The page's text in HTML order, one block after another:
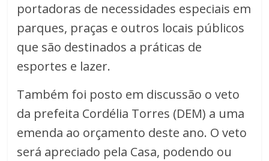
portadoras de necessidades especiais em
parques, praças e outros locais públicos
que são destinados a práticas de
esportes e lazer.
Também foi posto em discussão o veto
da prefeita Cordélia Torres (DEM) a uma
emenda ao orçamento deste ano. O veto
será apreciado pela Casa, podendo ou